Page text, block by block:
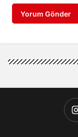
Yorum Gönder